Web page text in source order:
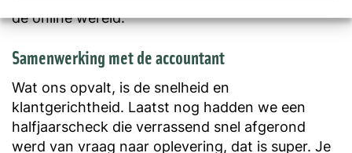
de online wereld.
Samenwerking met de accountant
Wat ons opvalt, is de snelheid en
klantgerichtheid. Laatst nog hadden we een
halfjaarscheck die verrassend snel afgerond
werd van vraag naar oplevering, dat is super. Je